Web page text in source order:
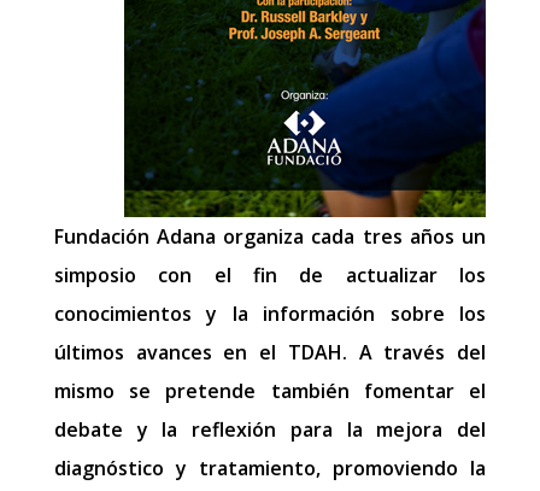
Fundación Adana organiza cada tres años un
simposio con el fin de actualizar los
conocimientos y la información sobre los
últimos avances en el TDAH. A través del
mismo se pretende también fomentar el
debate y la reflexión para la mejora del
diagnóstico y tratamiento, promoviendo la